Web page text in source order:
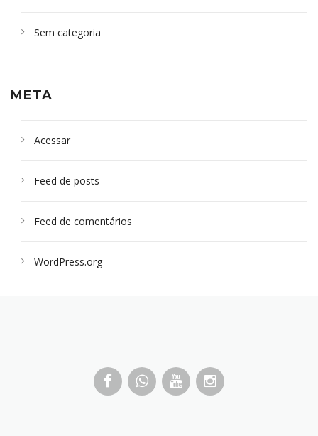
Sem categoria
META
Acessar
Feed de posts
Feed de comentários
WordPress.org